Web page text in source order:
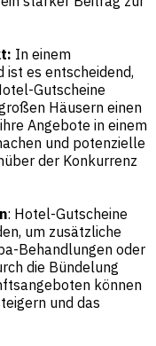
In einem
es entscheidend,
Gutscheine
Häusern einen
Angebote in einem
und potenzielle
der Konkurrenz
: Hotel-Gutscheine
um zusätzliche
Behandlungen oder
die Bündelung
können
und das